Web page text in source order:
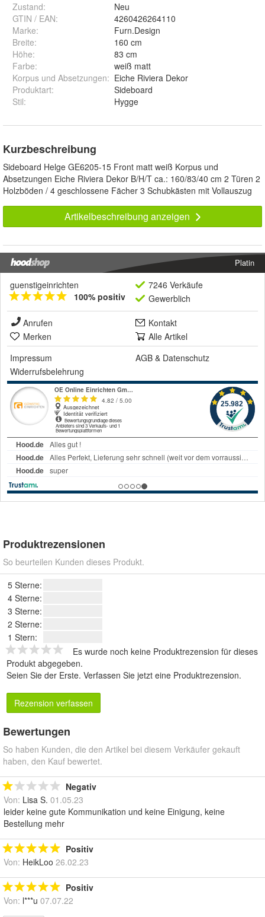
Zustand:
Neu
GTIN / EAN:
4260426264110
Marke:
Furn.Design
Breite:
160 cm
Höhe:
83 cm
Farbe:
weiß matt
Korpus und Absetzungen: Eiche Riviera Dekor
Produktart:
Sideboard
Stil: Hygge
Kurzbeschreibung
Sideboard Helge GE6205-15 Front matt weiß Korpus und
Absetzungen Eiche Riviera Dekor B/H/T ca.: 160/83/40 cm 2 Türen 2
Holzböden / 4 geschlossene Fächer 3 Schubkästen mit Vollauszug
Artikelbeschreibung anzeigen
Platin
guenstigeinrichten
100% positiv
7246 Verkäufe
Gewerblich
Anrufen
Kontakt
Merken
Alle Artikel
Impressum
AGB & Datenschutz
Widerrufsbelehrung
Produktrezensionen
So beurteilen Kunden dieses Produkt.
5 Sterne:
4 Sterne:
3 Sterne:
2 Sterne:
1 Stern:
Es wurde noch keine Produktrezension für dieses
Produkt abgegeben.
Seien Sie der Erste. Verfassen Sie jetzt eine Produktrezension.
Rezension verfassen
Bewertungen
So haben Kunden, die den Artikel bei diesem Verkäufer gekauft
haben, den Kauf bewertet.
Negativ
Von: Lisa S. 01.05.23
leider keine gute Kommunikation und keine Einigung, keine
Bestellung mehr
Positiv
Von: HeikLoo 26.02.23
Positiv
Von: l***u 07.07.22